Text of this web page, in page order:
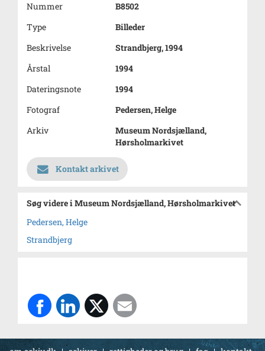
Nummer
B8502
Type
Billeder
Beskrivelse
Strandbjerg, 1994
Årstal
1994
Dateringsnote
1994
Fotograf
Pedersen, Helge
Arkiv
Museum Nordsjælland,
Hørsholmarkivet
Kontakt arkivet
Søg videre i Museum Nordsjælland, Hørsholmarkivet
Pedersen, Helge
Strandbjerg